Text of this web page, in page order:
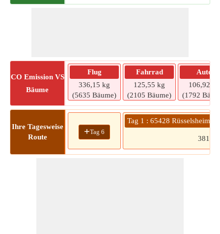
CO Emission VS
Bäume
Flug
336,15 kg
(5635 Bäume)
Fahrrad
125,55 kg
(2105 Bäume)
Auto
106,92 kg
(1792
Ihre Tagesweise
Route
+Tag 6
Tag 1 : 65428 Rüsselsheim
381